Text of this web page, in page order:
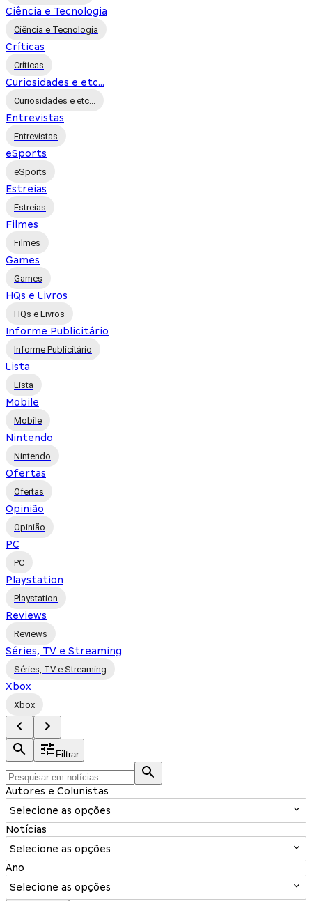
Ciência e Tecnologia
Ciência e Tecnologia
Críticas
Críticas
Curiosidades e etc...
Curiosidades e etc...
Entrevistas
Entrevistas
eSports
eSports
Estreias
Estreias
Filmes
Filmes
Games
Games
HQs e Livros
HQs e Livros
Informe Publicitário
Informe Publicitário
Lista
Lista
Mobile
Mobile
Nintendo
Nintendo
Ofertas
Ofertas
Opinião
Opinião
PC
PC
Playstation
Playstation
Reviews
Reviews
Séries, TV e Streaming
Séries, TV e Streaming
Xbox
Xbox
Filtrar
Autores e Colunistas
Selecione as opções
Notícias
Selecione as opções
Ano
Selecione as opções